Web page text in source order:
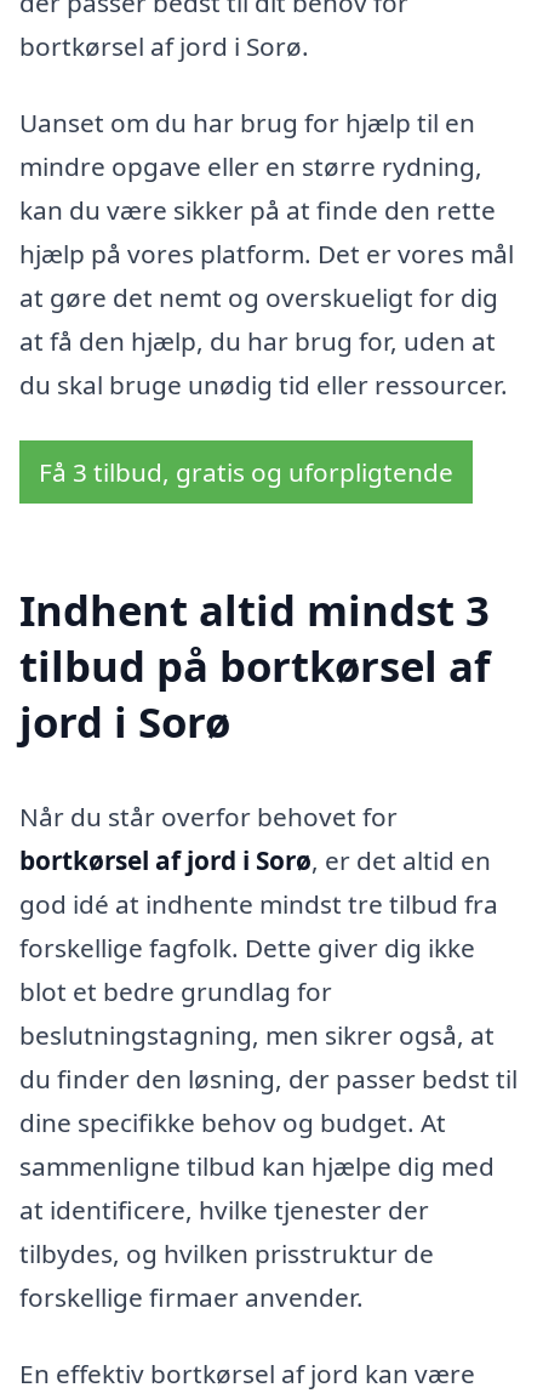
bortkørsel af jord i Sorø.
Uanset om du har brug for hjælp til en
mindre opgave eller en større rydning,
kan du være sikker på at finde den rette
hjælp på vores platform. Det er vores mål
at gøre det nemt og overskueligt for dig
at få den hjælp, du har brug for, uden at
du skal bruge unødig tid eller ressourcer.
Få 3 tilbud, gratis og uforpligtende
Indhent altid mindst 3
tilbud på bortkørsel af
jord i Sorø
Når du står overfor behovet for
bortkørsel af jord i Sorø, er det altid en
god idé at indhente mindst tre tilbud fra
forskellige fagfolk. Dette giver dig ikke
blot et bedre grundlag for
beslutningstagning, men sikrer også, at
du finder den løsning, der passer bedst til
dine specifikke behov og budget. At
sammenligne tilbud kan hjælpe dig med
at identificere, hvilke tjenester der
tilbydes, og hvilken prisstruktur de
forskellige firmaer anvender.
En effektiv bortkørsel af jord kan være